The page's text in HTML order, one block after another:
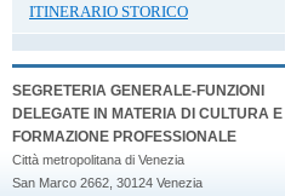
ITINERARIO STORICO
SEGRETERIA GENERALE-FUNZIONI
DELEGATE IN MATERIA DI CULTURA E
FORMAZIONE PROFESSIONALE
Città metropolitana di Venezia
San Marco 2662, 30124 Venezia